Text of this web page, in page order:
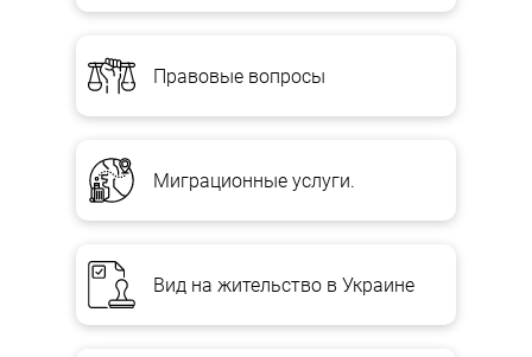
Правовые вопросы
Миграционные услуги.
Вид на жительство в Украине